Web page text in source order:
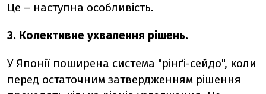
Це – наступна особливість.
3. Колективне ухвалення рішень.
У Японії поширена система "рінґі-сейдо", коли
перед остаточним затвердженням рішення